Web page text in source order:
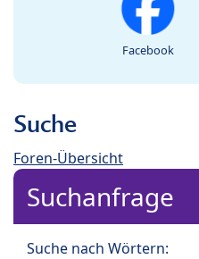
Facebook
Suche
Foren-Übersicht
Suchanfrage
Suche nach Wörtern: